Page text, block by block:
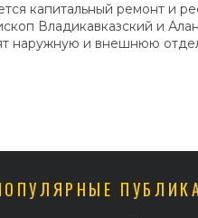
капитальный ремонт и
Владикавказский и
наружную и внешнюю